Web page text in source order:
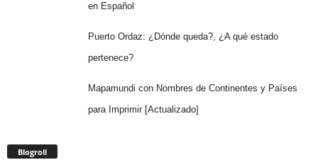
en Español
Puerto Ordaz: ¿Dónde queda?, ¿A qué estado
pertenece?
Mapamundi con Nombres de Continentes y Países
para Imprimir [Actualizado]
Blogroll